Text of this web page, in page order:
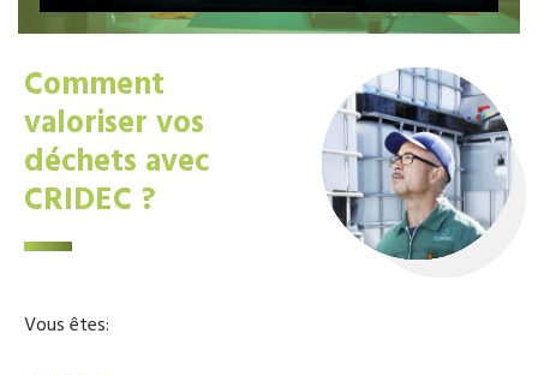
Comment
valoriser vos
déchets avec
CRIDEC ?
Vous êtes: